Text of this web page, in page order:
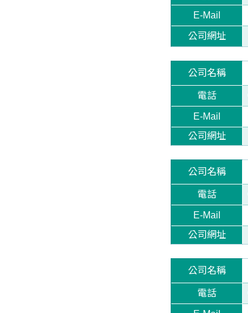
E-Mail
公司網址
公司名稱
電話
E-Mail
公司網址
公司名稱
電話
E-Mail
公司網址
公司名稱
電話